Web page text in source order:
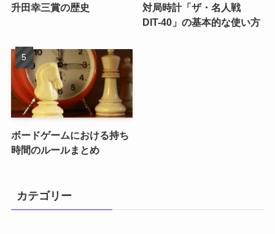
升田幸三賞の歴史
対局時計「ザ・名人戦
DIT-40」の基本的な使い方
ボードゲームにおける持ち
時間のルールまとめ
カテゴリー